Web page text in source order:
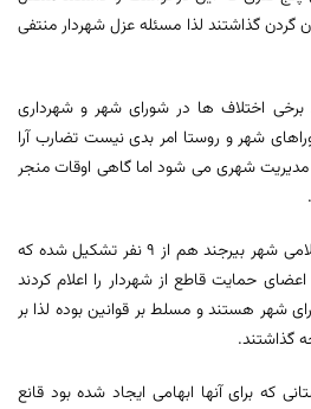
گردن گذاشتند لذا مسئله عزل شهردار منتفی
اختلاف ها در شورای شهر و شهرداری
شهر و روستا امر بدی نیست تضارب آرا
مدیریت شهری می شود اما گاهی اوقات منجر
شهردار بیرجند گفت: شورای اسلامی شهر بیرجند هم از ۹ نفر تشکیل شده که
اعضای حمایت قاطع از شهردار را اعلام کردند
شهر هستند و مسلط بر قوانین بوده لذا بر
گذاشتند.
که برای آنها ابهامی ایجاد شده بود قانع